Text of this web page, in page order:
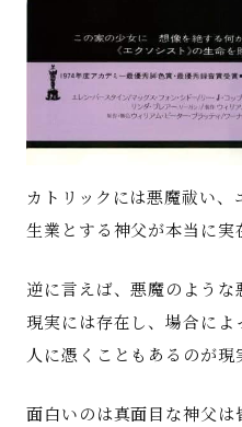
カトリックには悪魔祓い、
生業とする神父が本当に実
逆に言えば、悪魔のような
現実には存在し、場合によ
人に憑くこともあるのが現
面白いのは真面目な神父は